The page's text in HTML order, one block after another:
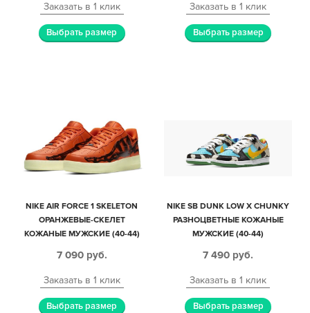
Заказать в 1 клик
Выбрать размер
Заказать в 1 клик
Выбрать размер
NIKE AIR FORCE 1 SKELETON
ОРАНЖЕВЫЕ-СКЕЛЕТ
КОЖАНЫЕ МУЖСКИЕ (40-44)
7 090 руб.
Заказать в 1 клик
Выбрать размер
NIKE SB DUNK LOW X CHUNKY
РАЗНОЦВЕТНЫЕ КОЖАНЫЕ
МУЖСКИЕ (40-44)
7 490 руб.
Заказать в 1 клик
Выбрать размер